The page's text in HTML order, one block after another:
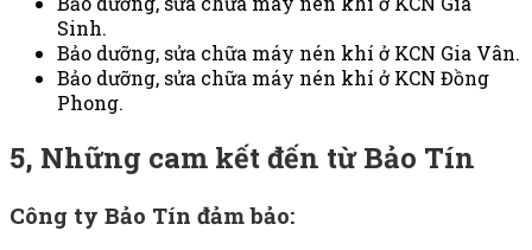
Sinh.
Bảo dưỡng, sửa chữa máy nén khí ở KCN Gia Vân.
Bảo dưỡng, sửa chữa máy nén khí ở KCN Đồng
Phong.
5, Những cam kết đến từ Bảo Tín
Công ty Bảo Tín đảm bảo: